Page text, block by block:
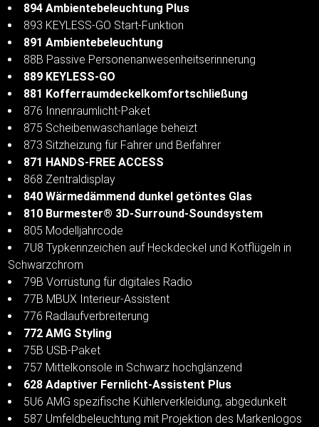
894 Ambientebeleuchtung Plus
893 KEYLESS-GO Start-Funktion
891 Ambientebeleuchtung
88B Passive Personenanwesenheitserinnerung
889 KEYLESS-GO
881 Kofferraumdeckelkomfortschließung
876 Innenraumlicht-Paket
875 Scheibenwaschanlage beheizt
873 Sitzheizung für Fahrer und Beifahrer
871 HANDS-FREE ACCESS
868 Zentraldisplay
840 Wärmedämmend dunkel getöntes Glas
810 Burmester® 3D-Surround-Soundsystem
805 Modelljahrcode
7U8 Typkennzeichen auf Heckdeckel und Kotflügeln in
Schwarzchrom
79B Vorrüstung für digitales Radio
77B MBUX Interieur-Assistent
776 Radlaufverbreiterung
772 AMG Styling
75B USB-Paket
757 Mittelkonsole in Schwarz hochglänzend
628 Adaptiver Fernlicht-Assistent Plus
5U6 AMG spezifische Kühlerverkleidung, abgedunkelt
587 Umfeldbeleuchtung mit Projektion des Markenlogos